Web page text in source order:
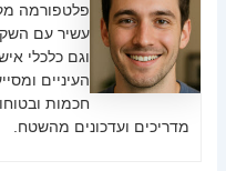
פלטפורמה
עשיר עם
וגם כלכלי
העיניים
חכמות
מדריכים ועדכונים מהשטח.